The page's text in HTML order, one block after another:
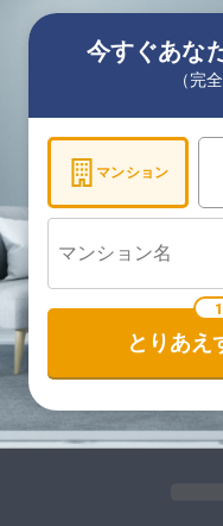
今すぐあな
（完
マンション
とりあえ